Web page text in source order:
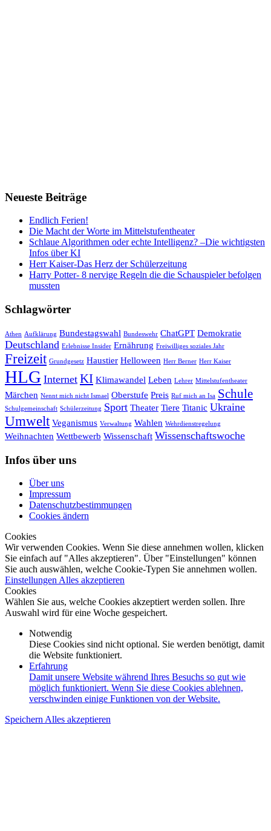
Neueste Beiträge
Endlich Ferien!
Die Macht der Worte im Mittelstufentheater
Schlaue Algorithmen oder echte Intelligenz? –Die wichtigsten
Infos über KI
Herr Kaiser-Das Herz der Schülerzeitung
Harry Potter- 8 nervige Regeln die die Schauspieler befolgen
mussten
Schlagwörter
Athen Aufklärung Bundestagswahl Bundeswehr ChatGPT Demokratie
Deutschland Erlebnisse Insider Ernährung Freiwilliges soziales Jahr
Freizeit Grundgesetz Haustier Helloween Herr Berner Herr Kaiser
HLG Internet KI Klimawandel Leben Lehrer Mittelstufentheater
Märchen Nennt mich nicht Ismael Oberstufe Preis Ruf mich an Isa Schule
Schulgemeinschaft Schülerzeitung Sport Theater Tiere Titanic Ukraine
Umwelt Veganismus Verwaltung Wahlen Wehrdienstregelung
Weihnachten Wettbewerb Wissenschaft Wissenschaftswoche
Infos über uns
Über uns
Impressum
Datenschutzbestimmungen
Cookies ändern
Cookies
Wir verwenden Cookies. Wenn Sie diese annehmen wollen, klicken
Sie einfach auf "Alles akzeptieren". Über "Einstellungen" können
Sie auch auswählen, welche Cookie-Typen Sie annehmen wollen.
Einstellungen Alles akzeptieren
Cookies
Wählen Sie aus, welche Cookies akzeptiert werden sollen. Ihre
Auswahl wird für eine Woche gespeichert.
Notwendig
Diese Cookies sind nicht optional. Sie werden benötigt, damit
die Website funktioniert.
Erfahrung
Damit unsere Website während Ihres Besuchs so gut wie
möglich funktioniert. Wenn Sie diese Cookies ablehnen,
verschwinden einige Funktionen von der Website.
Speichern Alles akzeptieren